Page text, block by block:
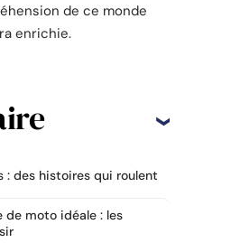
de ce monde
enrichie.
: des histoires qui roulent
de moto idéale : les